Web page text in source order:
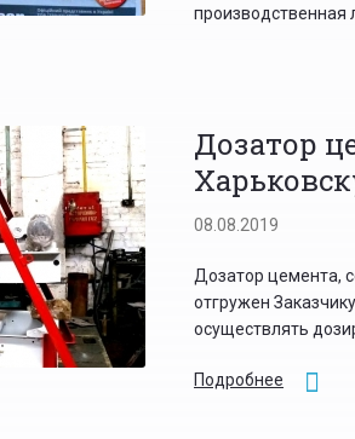
производственная
Дозатор
08.08.2019
Дозатор цемента,
отгружен
осуществлять
Подробнее